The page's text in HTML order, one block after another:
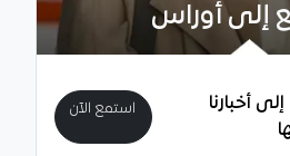
إلى أوراس
أخبارنا
استمع الآن